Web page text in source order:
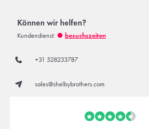
Können wir helfen?
Kundendienst: besuchszeiten
+31 528233787
sales@shelbybrothers.com